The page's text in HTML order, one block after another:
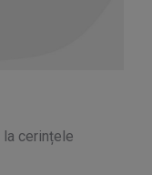
la cerințele